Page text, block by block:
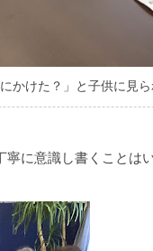
かけた？」と子供に見ら
に意識し書くことは